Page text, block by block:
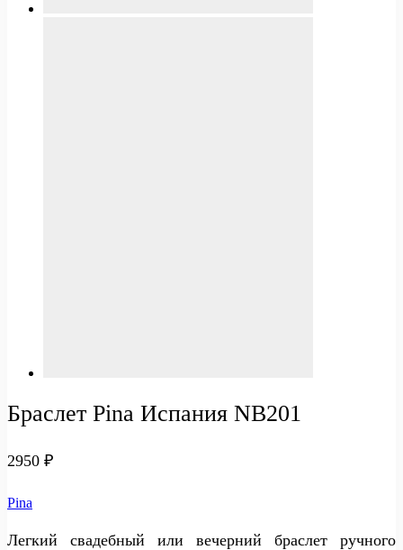
Браслет Pina Испания NB201
2950 ₽
Pina
Легкий свадебный или вечерний браслет ручного